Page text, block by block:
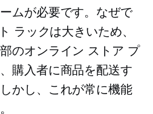
ムが必要です。なぜで
ラックは大きいため、
のオンライン ストア プ
購入者に商品を配送す
かし、これが常に機能